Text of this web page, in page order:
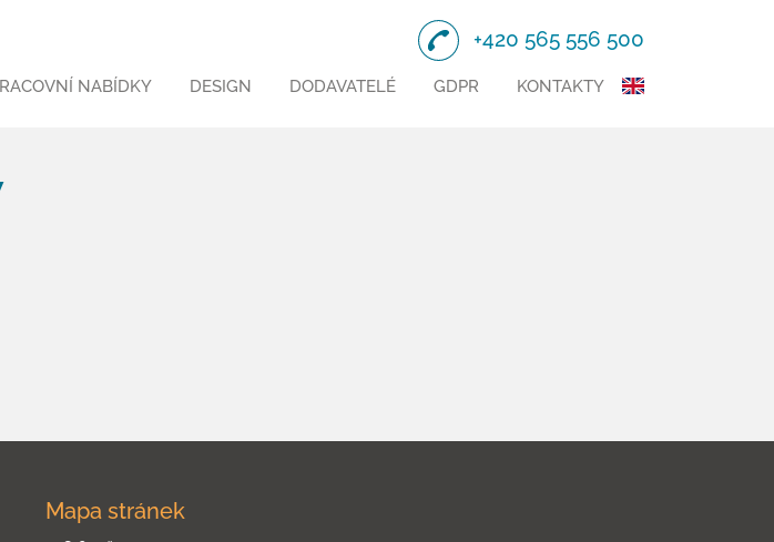
+420 565 556 500
NABÍDKY DESIGN DODAVATELÉ GDPR KONTAKTY
Mapa stránek